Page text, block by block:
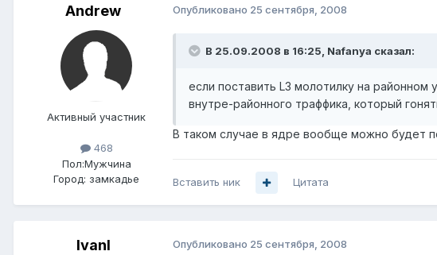
Andrеw
Активный участник
468
Пол:Мужчина
Город: замкадье
Опубликовано 25 сентября, 2008
В 25.09.2008 в 16:25, Nafanya сказал:
если поставить L3 молотилку на
внутре-районного траффика, который
В таком случае в ядре вообще можно будет
Вставить ник Цитата
IvanI Опубликовано 25 сентября, 2008